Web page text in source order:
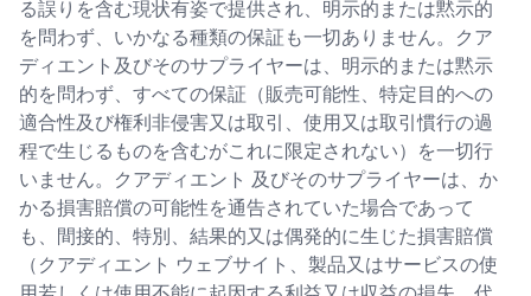
る誤りを含む現状有姿で提供され、明示的または黙示的
を問わず、いかなる種類の保証も一切ありません。クア
ディエント及びそのサプライヤーは、明示的または黙示
的を問わず、すべての保証（販売可能性、特定目的への
適合性及び権利非侵害又は取引、使用又は取引慣行の過
程で生じるものを含むがこれに限定されない）を一切行
いません。クアディエント 及びそのサプライヤーは、か
かる損害賠償の可能性を通告されていた場合であって
も、間接的、特別、結果的又は偶発的に生じた損害賠償
（クアディエント ウェブサイト、製品又はサービスの使